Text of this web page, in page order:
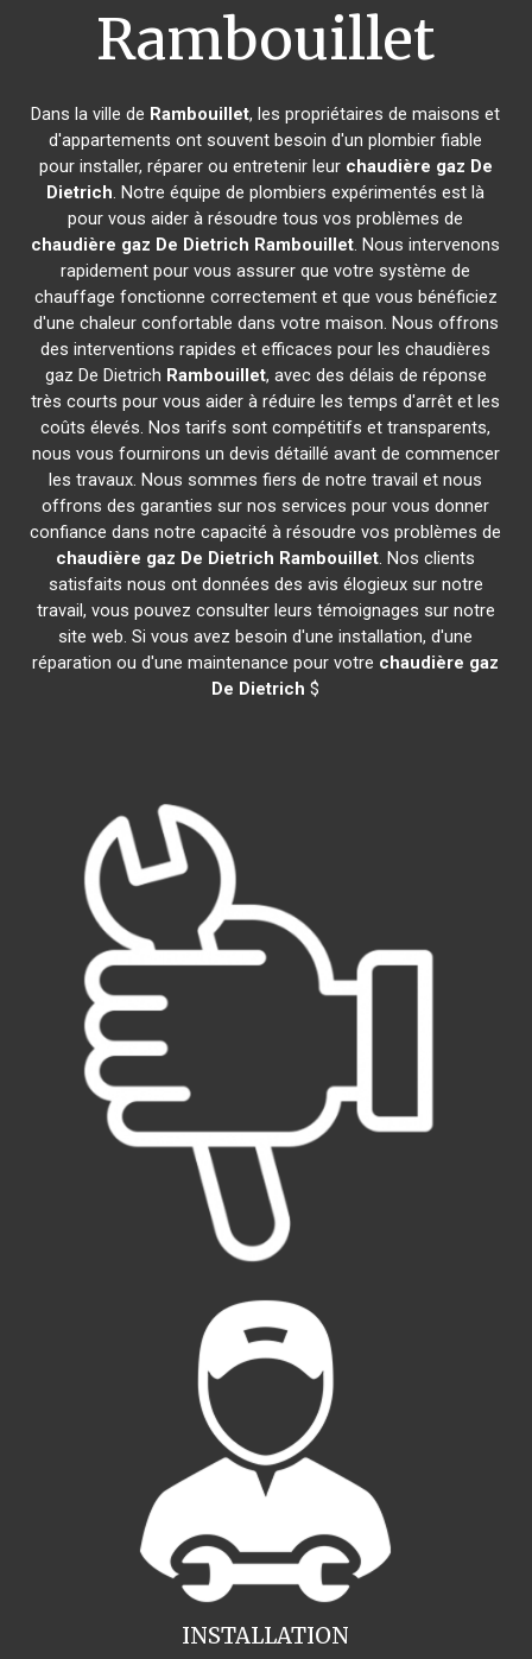
Rambouillet
Dans la ville de Rambouillet, les propriétaires de maisons et
d'appartements ont souvent besoin d'un plombier fiable
pour installer, réparer ou entretenir leur chaudière gaz De
Dietrich. Notre équipe de plombiers expérimentés est là
pour vous aider à résoudre tous vos problèmes de
chaudière gaz De Dietrich Rambouillet. Nous intervenons
rapidement pour vous assurer que votre système de
chauffage fonctionne correctement et que vous bénéficiez
d'une chaleur confortable dans votre maison. Nous offrons
des interventions rapides et efficaces pour les chaudières
gaz De Dietrich Rambouillet, avec des délais de réponse
très courts pour vous aider à réduire les temps d'arrêt et les
coûts élevés. Nos tarifs sont compétitifs et transparents,
nous vous fournirons un devis détaillé avant de commencer
les travaux. Nous sommes fiers de notre travail et nous
offrons des garanties sur nos services pour vous donner
confiance dans notre capacité à résoudre vos problèmes de
chaudière gaz De Dietrich Rambouillet. Nos clients
satisfaits nous ont données des avis élogieux sur notre
travail, vous pouvez consulter leurs témoignages sur notre
site web. Si vous avez besoin d'une installation, d'une
réparation ou d'une maintenance pour votre chaudière gaz
De Dietrich $
INSTALLATION